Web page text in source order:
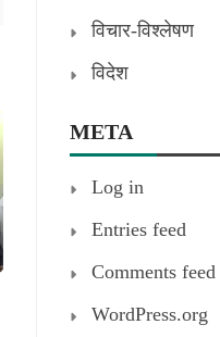
विचार-विश्लेषण
विदेश
META
Log in
Entries feed
Comments feed
WordPress.org